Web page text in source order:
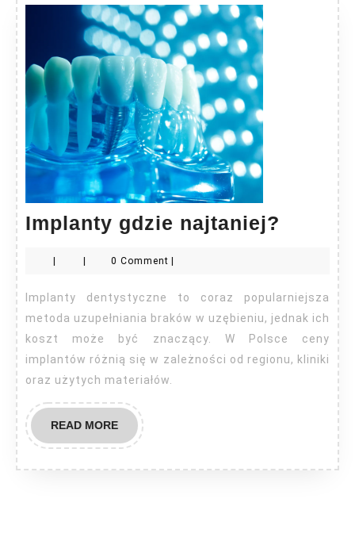
Implanty gdzie najtaniej?
| | 0 Comment |
metoda uzupełniania braków w uzębieniu, jednak ich
koszt może być znaczący. W Polsce ceny
implantów różnią się w zależności od regionu, kliniki
oraz użytych materiałów.
READ MOREREAD
MORE